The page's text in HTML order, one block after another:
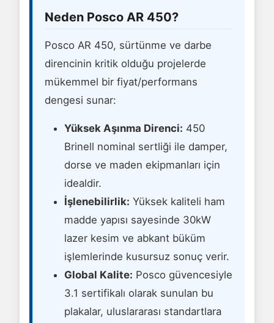
Neden Posco AR 450?
Posco AR 450, sürtünme ve darbe
direncinin kritik olduğu projelerde
mükemmel bir fiyat/performans
dengesi sunar:
Yüksek Aşınma Direnci: 450
Brinell nominal sertliği ile damper,
dorse ve maden ekipmanları için
idealdir.
İşlenebilirlik: Yüksek kaliteli ham
madde yapısı sayesinde 30kW
lazer kesim ve abkant büküm
işlemlerinde kusursuz sonuç verir.
Global Kalite: Posco güvencesiyle
3.1 sertifikalı olarak sunulan bu
plakalar, uluslararası standartlara